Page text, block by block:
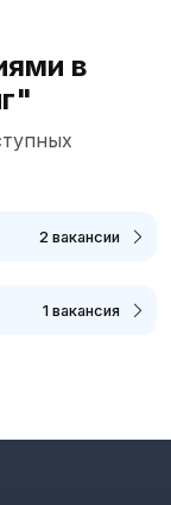
в
2 вакансии
1 вакансия